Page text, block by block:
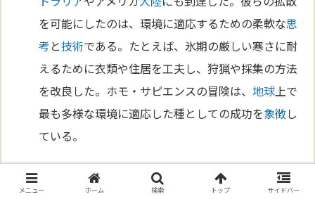
を可能にしたのは、環境に適応するための柔軟な思
考と技術である。たとえば、氷期の厳しい寒さに耐
えるために衣類や住居を工夫し、狩猟や採集の方法
を改良した。ホモ・サピエンスの冒険は、地球上で
最も多様な環境に適応した種としての成功を象徴し
ている。
環境と文化の相互作用
メニュー ホーム 検索 トップ サイドバー